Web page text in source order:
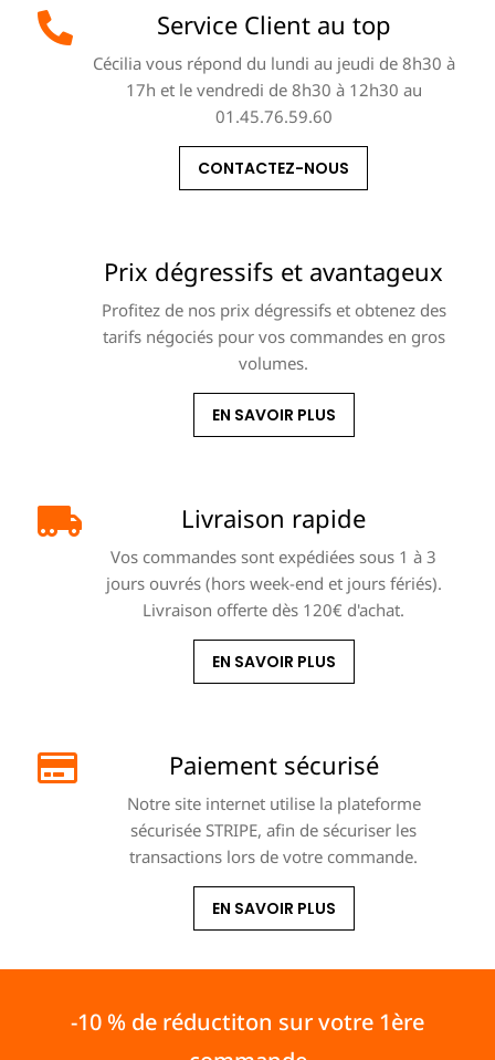
Service Client au top
Cécilia vous répond du lundi au jeudi de 8h30 à
17h et le vendredi de 8h30 à 12h30 au
01.45.76.59.60
CONTACTEZ-NOUS
Prix dégressifs et avantageux
Profitez de nos prix dégressifs et obtenez des
tarifs négociés pour vos commandes en gros
volumes.
EN SAVOIR PLUS
Livraison rapide
Vos commandes sont expédiées sous 1 à 3
jours ouvrés (hors week-end et jours fériés).
Livraison offerte dès 120€ d'achat.
EN SAVOIR PLUS
Paiement sécurisé
Notre site internet utilise la plateforme
sécurisée STRIPE, afin de sécuriser les
transactions lors de votre commande.
EN SAVOIR PLUS
-10 % de réductiton sur votre 1ère